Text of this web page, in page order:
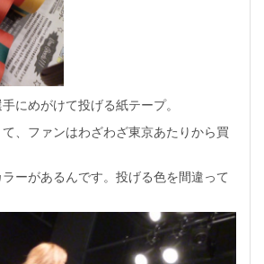
にめがけて投げる紙テープ。
、ファンはわざわざ東京あたりから買
ーがあるんです。投げる色を間違って